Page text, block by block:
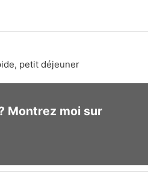
petit déjeuner
Montrez moi sur